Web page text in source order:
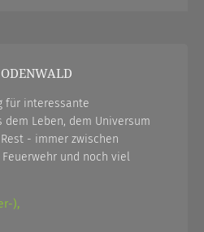
für interessante
Leben, dem Universum
- immer zwischen
Feuerwehr und noch viel
),